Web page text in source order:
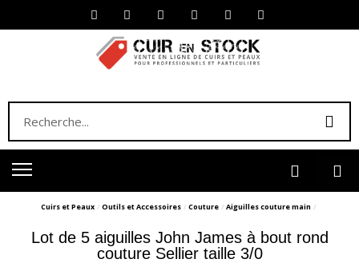
Cuirs et Peaux Outils et Accessoires Couture Aiguilles couture main
Lot de 5 aiguilles John James à bout rond
couture Sellier taille 3/0